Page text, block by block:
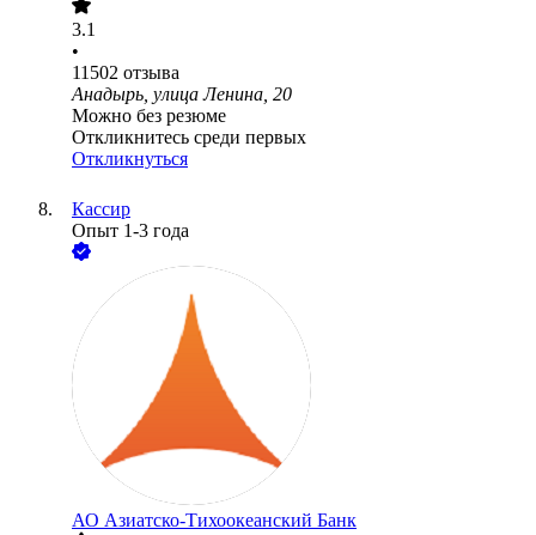
3.1
•
11502 отзыва
Анадырь, улица Ленина, 20
Можно без резюме
Откликнитесь среди первых
Откликнуться
Кассир
Опыт 1-3 года
АО Азиатско-Тихоокеанский Банк